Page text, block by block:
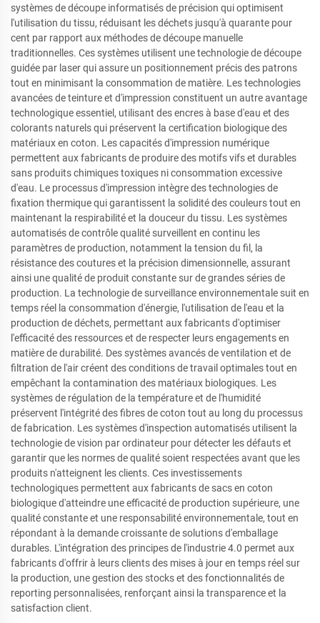
systèmes de découpe informatisés de précision qui optimisent
l'utilisation du tissu, réduisant les déchets jusqu'à quarante pour
cent par rapport aux méthodes de découpe manuelle
traditionnelles. Ces systèmes utilisent une technologie de découpe
guidée par laser qui assure un positionnement précis des patrons
tout en minimisant la consommation de matière. Les technologies
avancées de teinture et d'impression constituent un autre avantage
technologique essentiel, utilisant des encres à base d'eau et des
colorants naturels qui préservent la certification biologique des
matériaux en coton. Les capacités d'impression numérique
permettent aux fabricants de produire des motifs vifs et durables
sans produits chimiques toxiques ni consommation excessive
d'eau. Le processus d'impression intègre des technologies de
fixation thermique qui garantissent la solidité des couleurs tout en
maintenant la respirabilité et la douceur du tissu. Les systèmes
automatisés de contrôle qualité surveillent en continu les
paramètres de production, notamment la tension du fil, la
résistance des coutures et la précision dimensionnelle, assurant
ainsi une qualité de produit constante sur de grandes séries de
production. La technologie de surveillance environnementale suit en
temps réel la consommation d'énergie, l'utilisation de l'eau et la
production de déchets, permettant aux fabricants d'optimiser
l'efficacité des ressources et de respecter leurs engagements en
matière de durabilité. Des systèmes avancés de ventilation et de
filtration de l'air créent des conditions de travail optimales tout en
empêchant la contamination des matériaux biologiques. Les
systèmes de régulation de la température et de l'humidité
préservent l'intégrité des fibres de coton tout au long du processus
de fabrication. Les systèmes d'inspection automatisés utilisent la
technologie de vision par ordinateur pour détecter les défauts et
garantir que les normes de qualité soient respectées avant que les
produits n'atteignent les clients. Ces investissements
technologiques permettent aux fabricants de sacs en coton
biologique d'atteindre une efficacité de production supérieure, une
qualité constante et une responsabilité environnementale, tout en
répondant à la demande croissante de solutions d'emballage
durables. L'intégration des principes de l'industrie 4.0 permet aux
fabricants d'offrir à leurs clients des mises à jour en temps réel sur
la production, une gestion des stocks et des fonctionnalités de
reporting personnalisées, renforçant ainsi la transparence et la
satisfaction client.